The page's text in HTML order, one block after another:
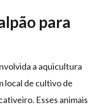
para
a aquicultura
local de cultivo de
Esses animais